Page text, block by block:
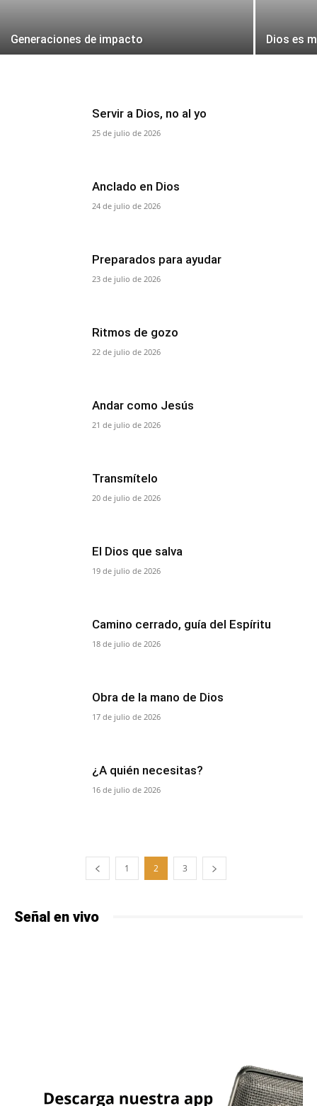
Generaciones de impacto Dios es
Servir a Dios, no al yo
25 de julio de 2026
Anclado en Dios
24 de julio de 2026
Preparados para ayudar
23 de julio de 2026
Ritmos de gozo
22 de julio de 2026
Andar como Jesús
21 de julio de 2026
Transmítelo
20 de julio de 2026
El Dios que salva
19 de julio de 2026
Camino cerrado, guía del Espíritu
18 de julio de 2026
Obra de la mano de Dios
17 de julio de 2026
¿A quién necesitas?
16 de julio de 2026
1 2 3
Señal en vivo